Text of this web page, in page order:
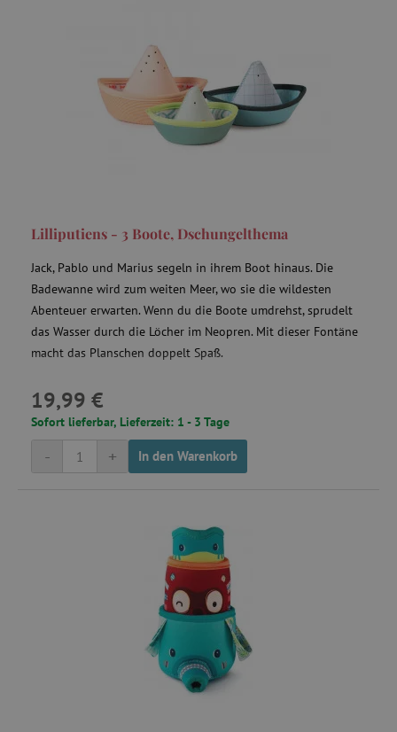
Lilliputiens - 3 Boote, Dschungelthema
Jack, Pablo und Marius segeln in ihrem Boot hinaus. Die
Badewanne wird zum weiten Meer, wo sie die wildesten
Abenteuer erwarten. Wenn du die Boote umdrehst, sprudelt
das Wasser durch die Löcher im Neopren. Mit dieser Fontäne
macht das Planschen doppelt Spaß.
19,99 €
Sofort lieferbar, Lieferzeit: 1 - 3 Tage
+
- In den Warenkorb